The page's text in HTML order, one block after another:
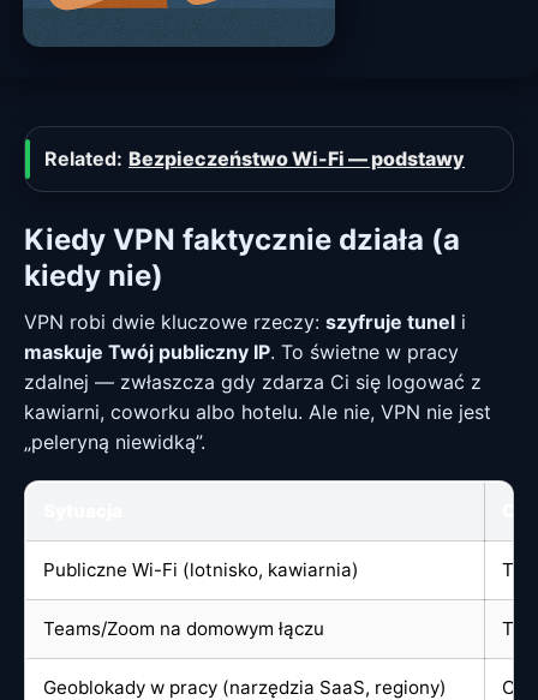
Related: Bezpieczeństwo Wi-Fi — podstawy
Kiedy VPN faktycznie działa (a
kiedy nie)
VPN robi dwie kluczowe rzeczy: szyfruje tunel i
maskuje Twój publiczny IP. To świetne w pracy
zdalnej — zwłaszcza gdy zdarza Ci się logować z
kawiarni, coworku albo hotelu. Ale nie, VPN nie jest
„peleryną niewidką”.
Publiczne Wi-Fi (lotnisko, kawiarnia) Tak
Teams/Zoom na domowym łączu
Geoblokady w pracy (narzędzia SaaS, regiony)